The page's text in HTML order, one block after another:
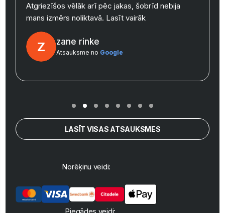
Atgriezīšos vēlāk arī pēc jakas, šobrīd nebija
mans izmērs noliktavā. Lasīt vairāk
zane rinke
Atsauksme no Google
LASĪT VISAS ATSAUKSMES
Norēķinu veidi: